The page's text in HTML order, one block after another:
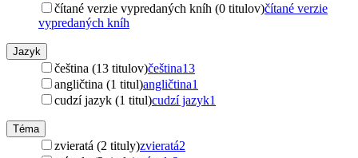
čítané verzie vypredaných kníh (0 titulov)čítané verzie
vypredaných kníh
Jazyk
čeština (13 titulov)čeština13
angličtina (1 titul)angličtina1
cudzí jazyk (1 titul)cudzí jazyk1
Téma
zvieratá (2 tituly)zvieratá2